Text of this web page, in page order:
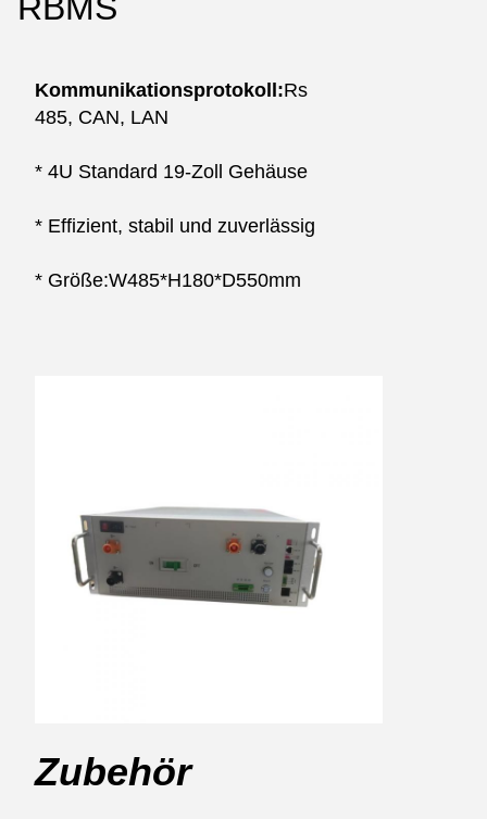
Kommunikationsprotokoll:Rs
485, CAN, LAN
* 4U Standard 19-Zoll Gehäuse
* Effizient, stabil und zuverlässig
* Größe:W485*H180*D550mm
Zubehör